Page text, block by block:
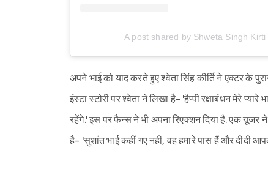
A post shared by Shweta Singh
अपने भाई को याद करते हुए श्वेता सिंह कीर्ति ने एक्टर के
इंस्टा स्टोरी पर श्वेता ने लिखा है- 'हैप्पी रक्षाबंधन मेरे
रहेंगे.' इस पर फैन्स ने भी अपना रिएक्शन दिया है. एक यूजर
है- 'सुशांत भाई कहीं गए नहीं, वह हमारे पास हैं और दीदी